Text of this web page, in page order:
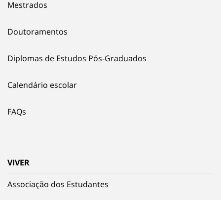
Mestrados
Doutoramentos
Diplomas de Estudos Pós-Graduados
Calendário escolar
FAQs
VIVER
Associação dos Estudantes